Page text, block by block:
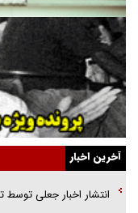
جنجال پزشکان تقلبی در
یهودی‌ها در ادبیات داستانی
گفت‌وگو با خواهر یکی از
اهل خدمت بی‌منت بود
جزئیات شکنجه‌هایم فراتر از
آخرین اخبار
انتشار اخبار جعلی